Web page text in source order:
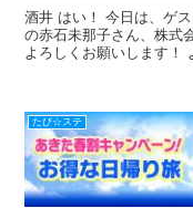
酒井 はい！ 今日は、ゲ
の赤石未那子さん、株式
よろしくお願いします！
たび☆ステ